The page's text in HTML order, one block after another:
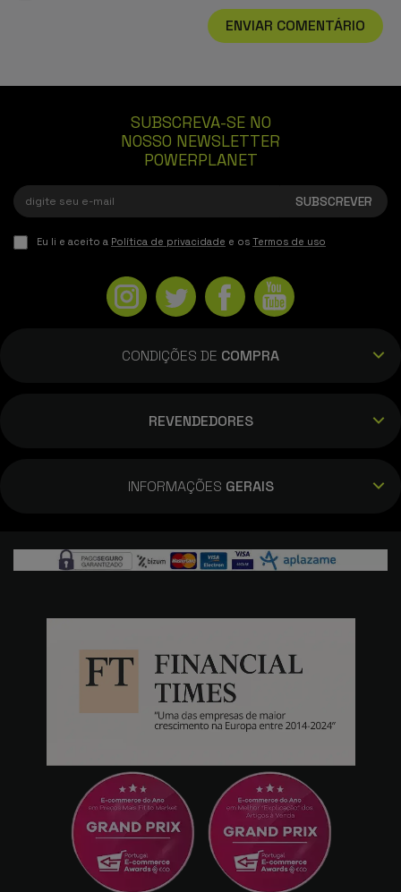
ENVIAR COMENTÁRIO
SUBSCREVA-SE NO
NOSSO NEWSLETTER
POWERPLANET
Eu li e aceito a Política de privacidade e os Termos de uso
CONDIÇÕES DE COMPRA
REVENDEDORES
INFORMAÇÕES GERAIS